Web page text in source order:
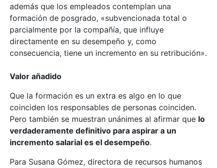
además que los empleados contemplan una
formación de posgrado, «subvencionada total o
parcialmente por la compañía, que influye
directamente en su desempeño y, como
consecuencia, tiene un incremento en su retribución».
Valor añadido
Que la formación es un extra es algo en lo que
coinciden los responsables de personas coinciden.
Pero también se muestran unánimes al afirmar que lo
verdaderamente definitivo para aspirar a un
incremento salarial es el desempeño.
Para Susana Gómez, directora de recursos humanos